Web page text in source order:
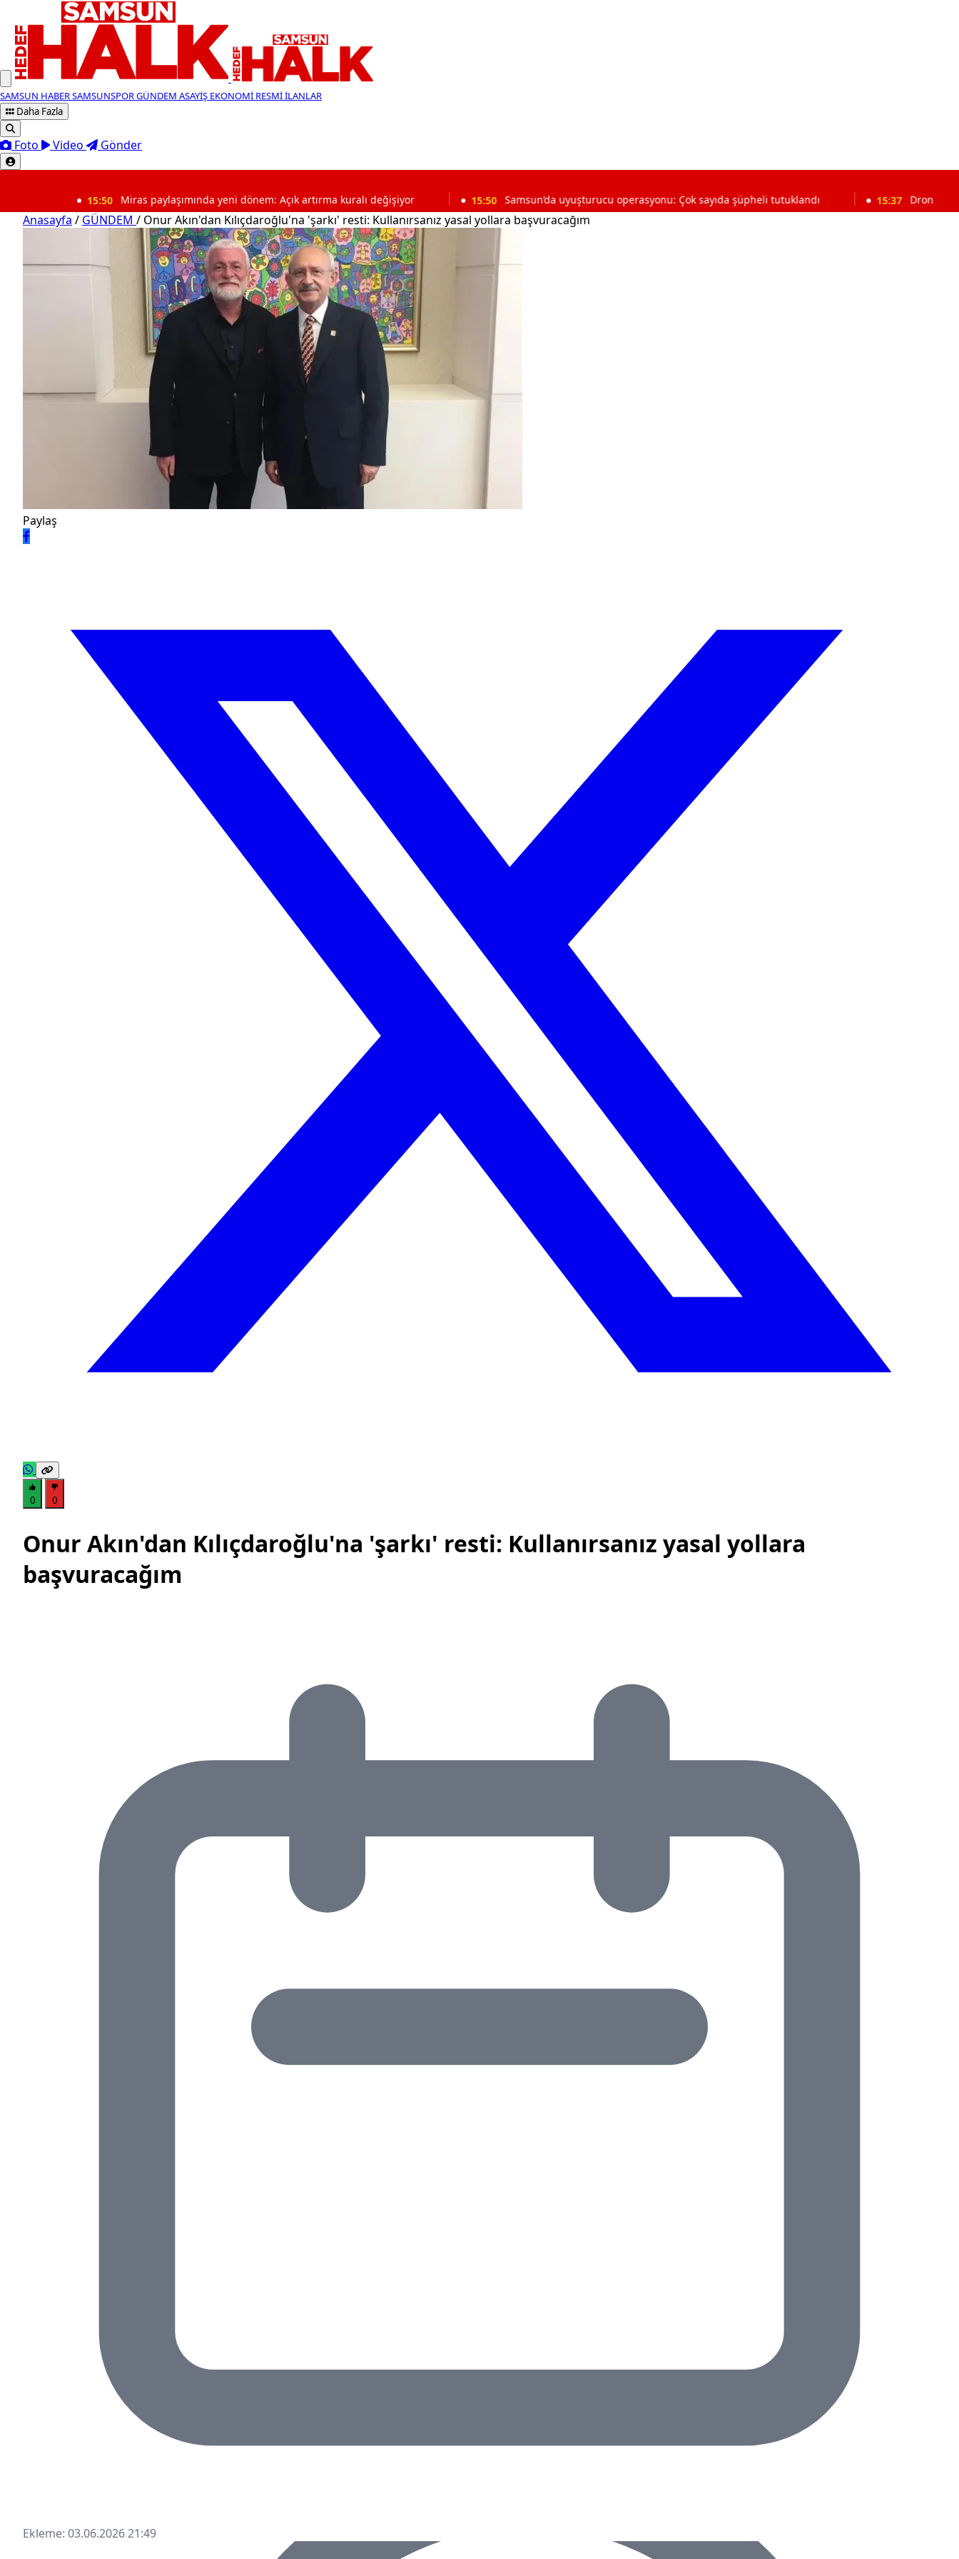
SAMSUN HABERSAMSUNSPORGÜNDEM ASAYİŞ EKONOMİ RESMİ İLANLAR
Daha Fazla
Foto Video Gönder
Miras paylaşımında yeni dönem: Açık artırma kuralı değişiyor Samsun’da uyuşturucu operasyonu: Çok sayıda şüpheli tutuklandı Dron saldırısına
Anasayfa / GÜNDEM / Onur Akın'dan Kılıçdaroğlu'na 'şarkı' resti: Kullanırsanız yasal yollara başvuracağım
Paylaş
0 0
Onur Akın'dan Kılıçdaroğlu'na 'şarkı' resti: Kullanırsanız yasal yollara
başvuracağım
Ekleme: 03.06.2026 21:49